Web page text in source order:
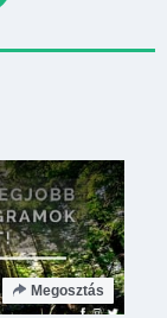
Megosztás